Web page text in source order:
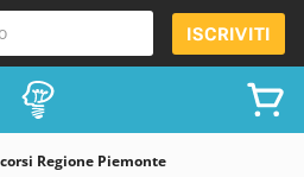
ISCRIVITI
Regione Piemonte